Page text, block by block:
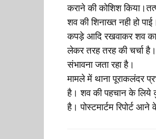
कराने की कोशिश
शव की शिनाख्त नही हो
कपड़े आदि रखवाकर शव का
लेकर तरह तरह की चर्चा
संभावना जता रहा है।
मामले में थाना पूराकलंदर
है। शव की पहचान के लिये
है। पोस्टमार्टम रिपोर्ट आने